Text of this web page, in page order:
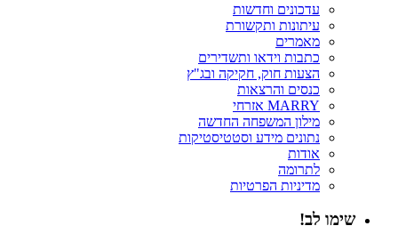
עדכונים וחדשות
עיתונות ותקשורת
מאמרים
כתבות וידאו ותשדירים
הצעות חוק, חקיקה ובג"ץ
כנסים והרצאות
MARRY אזרחי
מילון המשפחה החדשה
נתונים מידע וסטטיסטיקות
אודות
לתרומה
מדיניות הפרטיות
שימו לב!